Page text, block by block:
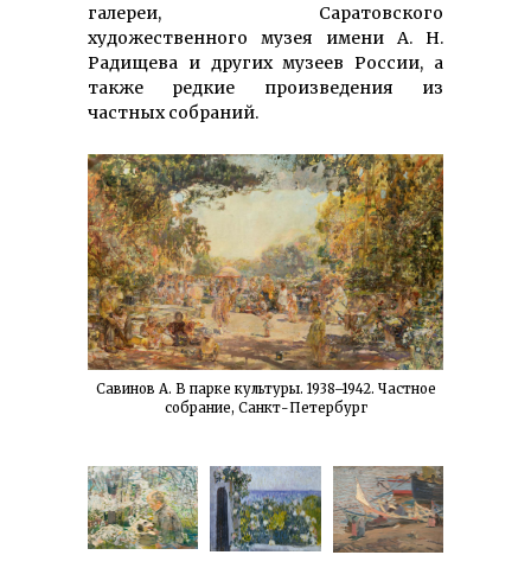
галереи, Саратовского
художественного музея имени А. Н.
Радищева и других музеев России, а
также редкие произведения из
частных собраний.
Савинов А. В парке культуры. 1938–1942. Частное
собрание, Санкт-Петербург